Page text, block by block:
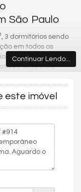
São Paulo
3 dormitórios sendo
em todos os
cozinha
e uma vista
da região e desfrute
de vida que você
com monitoramento
das principais
Avenida Hélio
oferecer diversas
da Estação
Continuar Lendo...
este imóvel